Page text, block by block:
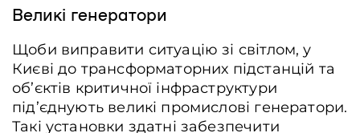
Великі генератори
Щоби виправити ситуацію зі світлом, у
Києві до трансформаторних підстанцій та
об’єктів критичної інфраструктури
під’єднують великі промислові генератори.
Такі установки здатні забезпечити